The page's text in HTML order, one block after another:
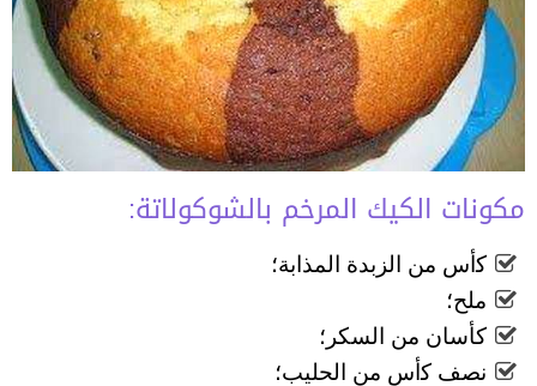
مكونات الكيك المرخم بالشوكولاتة:
ﻛأﺱ من الزبدة المذابة؛
ﻣﻠﺢ؛
كأسان من السكر؛
ﻧﺼﻒ ﻛأﺱ من الحليب؛